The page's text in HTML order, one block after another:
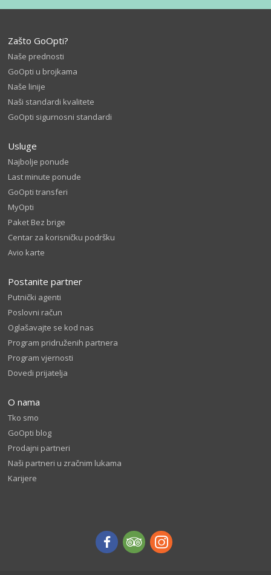
Zašto GoOpti?
Naše prednosti
GoOpti u brojkama
Naše linije
Naši standardi kvalitete
GoOpti sigurnosni standardi
Usluge
Najbolje ponude
Last minute ponude
GoOpti transferi
MyOpti
Paket Bez brige
Centar za korisničku podršku
Avio karte
Postanite partner
Putnički agenti
Poslovni račun
Oglašavajte se kod nas
Program pridruženih partnera
Program vjernosti
Dovedi prijatelja
O nama
Tko smo
GoOpti blog
Prodajni partneri
Naši partneri u zračnim lukama
Karijere